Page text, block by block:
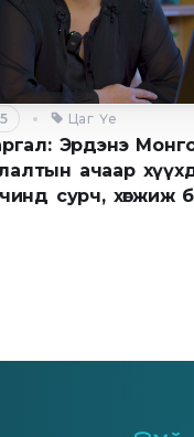
Цаг Үе
Эрдэнэ
ачаар
сурч, хөгжиж